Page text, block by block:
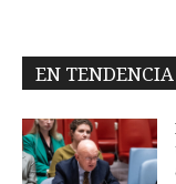
EN TENDENCIA